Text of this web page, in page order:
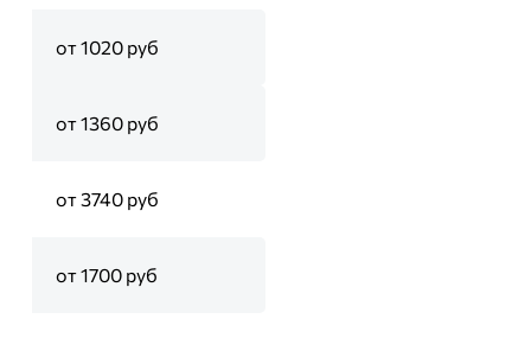
от 1020 руб
от 1360 руб
от 3740 руб
от 1700 руб